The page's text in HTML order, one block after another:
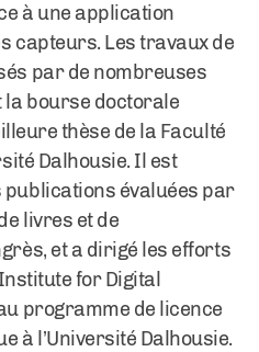
à une application
capteurs. Les travaux de
par de nombreuses
bourse doctorale
thèse de la Faculté
Dalhousie. Il est
publications évaluées par
livres et de
et a dirigé les efforts
for Digital
programme de licence
à l’Université Dalhousie.